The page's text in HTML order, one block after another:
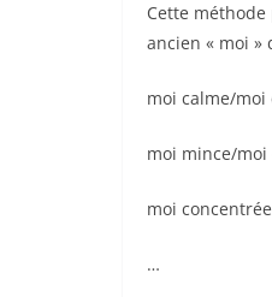
Cette
ancien « moi »
moi calme/moi
moi mince/
moi
…